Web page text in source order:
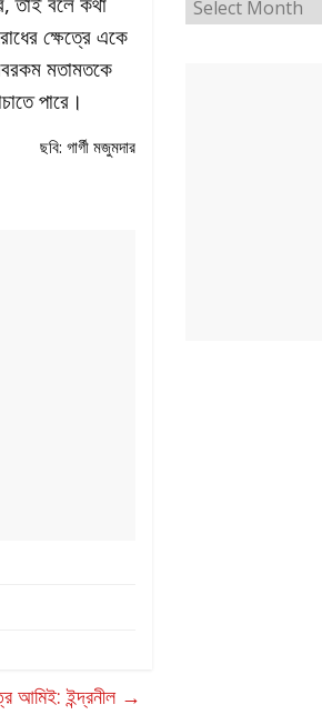
ক্ষেত্রে একে
মতামতকে
পারে।
ছবি: গার্গী মজুমদার
আমিই: ইন্দ্রনীল →